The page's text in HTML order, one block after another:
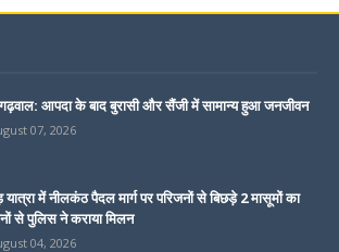
गढ़वाल: आपदा के बाद बुरासी और सैंजी में सामान्य हुआ जनजीवन
07, 2026
यात्रा में नीलकंठ पैदल मार्ग पर परिजनों से बिछड़े 2 मासूमों का
से पुलिस ने कराया मिलन
04, 2026